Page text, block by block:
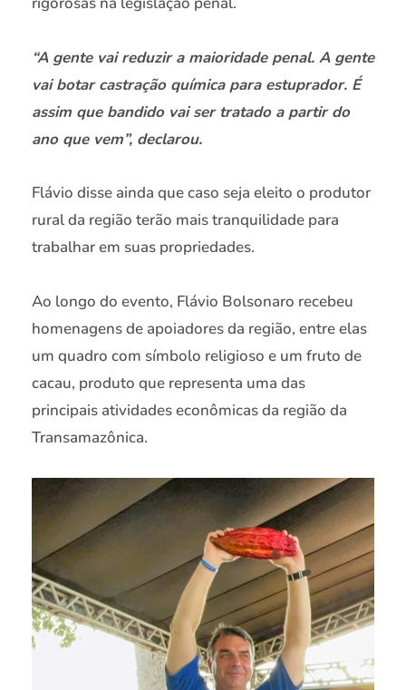
“A gente vai reduzir a maioridade penal. A gente
vai botar castração química para estuprador. É
assim que bandido vai ser tratado a partir do
ano que vem”, declarou.
Flávio disse ainda que caso seja eleito o produtor
rural da região terão mais tranquilidade para
trabalhar em suas propriedades.
Ao longo do evento, Flávio Bolsonaro recebeu
homenagens de apoiadores da região, entre elas
um quadro com símbolo religioso e um fruto de
cacau, produto que representa uma das
principais atividades econômicas da região da
Transamazônica.